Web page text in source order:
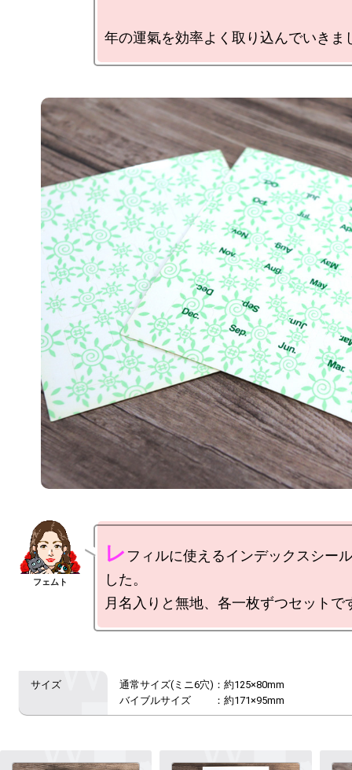
レ フィルに使えるインデックスシー
した。
通常サイズ(ミニ6穴)：約125×80mm